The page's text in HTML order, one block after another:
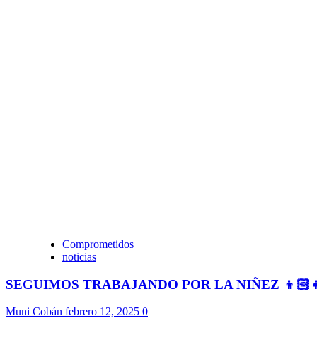
Comprometidos
noticias
SEGUIMOS TRABAJANDO POR LA NIÑEZ
Muni Cobán febrero 12, 2025 0